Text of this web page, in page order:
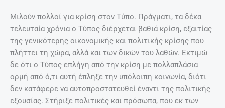
Μιλούν πολλοί για κρίση στον Τύπο. Πράγματι, τα δέκα
τελευταία χρόνια ο Τύπος διέρχεται βαθιά κρίση, εξαιτίας
της γενικότερης οικονομικής και πολιτικής κρίσης που
πλήττει τη χώρα, αλλά και των δικών του λαθών. Εκτιμώ
δε ότι ο Τύπος επλήγη από την κρίση με πολλαπλάσια
ορμή από ό,τι αυτή έπληξε την υπόλοιπη κοινωνία, διότι
δεν κατάφερε να αυτοπροστατευθεί έναντι της πολιτικής
εξουσίας. Στήριξε πολιτικές και πρόσωπα, που εκ των